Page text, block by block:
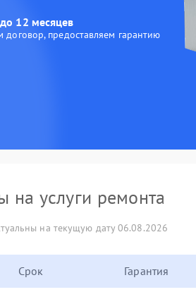
12 месяцев
договор, предоставляем гарантию
на услуги ремонта
на текущую дату 06.08.2026
Срок Гарантия